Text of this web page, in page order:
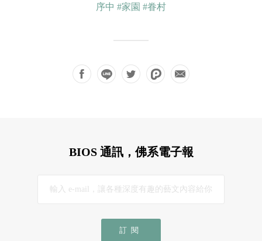
序中 #家園 #眷村
BIOS 通訊，佛系電子報
訂閱